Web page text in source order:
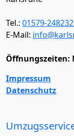
Tel.: 01579-
E-Mail:
Öffnungszeiten:
Impressum
Datenschutz